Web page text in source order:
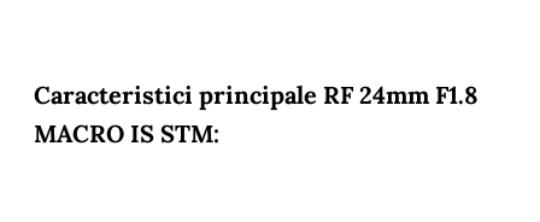
Caracteristici principale RF 24mm F1.8
MACRO IS STM: